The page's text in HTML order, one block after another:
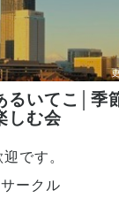
るいてこ│季
しむ会
です。
ークル